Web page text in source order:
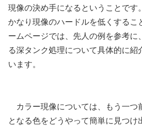
現像の決め手になるということです
かなり現像のハードルを低くするこ
ームページでは、先人の例を参考に
る深タンク処理について具体的に紹
います。
カラー現像については、もう一つ
となる色をどうやって簡単に見つけ